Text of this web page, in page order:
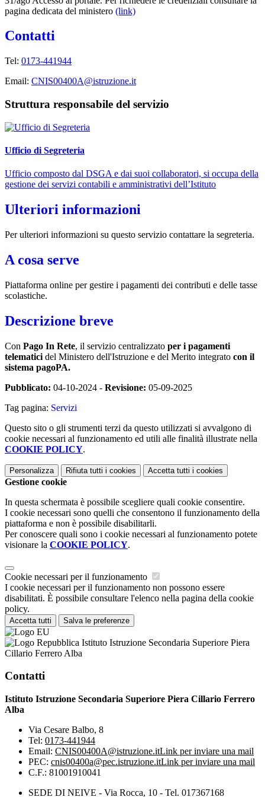
pagina dedicata del ministero (link)
Contatti
Tel: 0173-441944
Email: CNIS00400A@istruzione.it
Struttura responsabile del servizio
Ufficio di Segreteria
Ufficio composto dal DSGA e dai suoi collaboratori, si occupa della
gestione dei servizi contabili e amministrativi dell’Istituto
Ulteriori informazioni
Per ulteriori informazioni su questo servizio contattare la segreteria.
A cosa serve
Piattaforma online per gestire i pagamenti dei contributi e delle tasse
scolastiche.
Descrizione breve
Con Pago In Rete, il servizio centralizzato per i pagamenti
telematici del Ministero dell'Istruzione e del Merito integrato con il
sistema pagoPA.
Pubblicato: 04-10-2024 - Revisione: 05-09-2025
Tag pagina: Servizi
Questo sito o gli strumenti terzi da questo utilizzati si avvalgono di
cookie necessari al funzionamento ed utili alle finalità illustrate nella
COOKIE POLICY.
Personalizza Rifiuta tutti i cookies Accetta tutti i cookies
Gestione cookie
In questa schermata è possibile scegliere quali cookie consentire.
I cookie necessari sono quelli che consentono il funzionamento della
piattaforma e non è possibile disabilitarli.
Per conoscere quali sono i cookie necessari al funzionamento potete
visionare la COOKIE POLICY.
Cookie necessari per il funzionamento
I cookie necessari per il funzionamento non possono essere
disabilitati. È possibile consultare l'elenco nella pagina della cookie
policy.
Accetta tutti Salva le preferenze
Istituto Istruzione Secondaria Superiore Piera
Cillario Ferrero Alba
Contatti
Istituto Istruzione Secondaria Superiore Piera Cillario Ferrero
Alba
Via Cesare Balbo, 8
Tel: 0173-441944
Email: CNIS00400A@istruzione.itLink per inviare una mail
PEC: cnis00400a@pec.istruzione.itLink per inviare una mail
C.F.: 81001910041
SEDE DI NEIVE - Via Rocca, 10 - Tel. 017367168